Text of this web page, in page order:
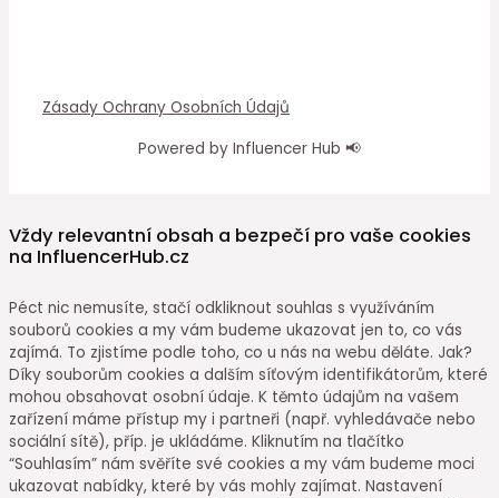
Vždy relevantní obsah a bezpečí pro vaše cookies
na InfluencerHub.cz
zajímá. To zjistíme podle toho, co u nás na webu děláte. Jak?
Díky souborům cookies a dalším síťovým identifikátorům, které
zařízení máme přístup my i partneři (např. vyhledávače nebo
sociální sítě), příp. je ukládáme. Kliknutím na tlačítko
“Souhlasím” nám svěříte své cookies a my vám budeme moci
ukazovat nabídky, které by vás mohly zajímat. Nastavení
cookies, personalizace a reklamy můžete změnit pod tlačítkem
"Nastavení" . Více informací o zpracování údajů a našich
partnerech najdete na stránce Ochrana osobních údajů.
Nastavení Cookies Přijmout